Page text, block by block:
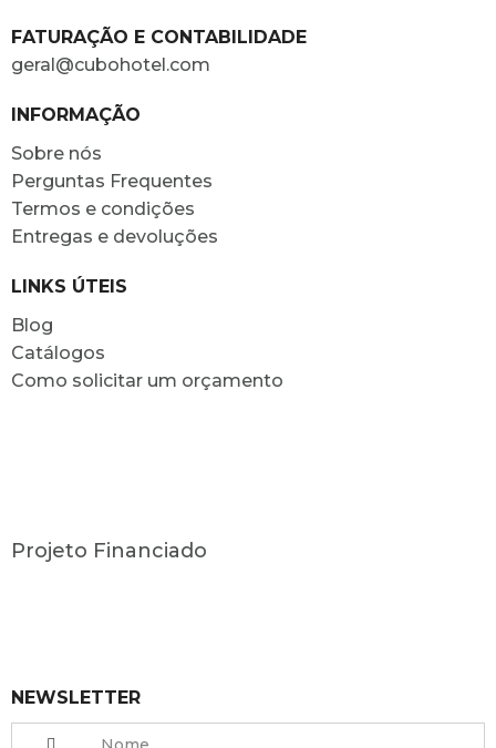
FATURAÇÃO E CONTABILIDADE
geral@cubohotel.com
INFORMAÇÃO
Sobre nós
Perguntas Frequentes
Termos e condições
Entregas e devoluções
LINKS ÚTEIS
Blog
Catálogos
Como solicitar um orçamento
Projeto Financiado
NEWSLETTER